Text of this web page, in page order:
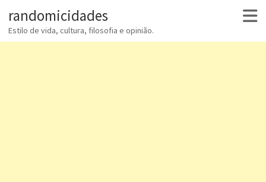
randomicidades
Estilo de vida, cultura, filosofia e opinião.